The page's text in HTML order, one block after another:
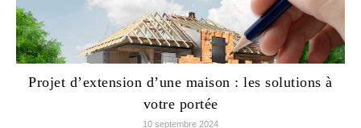
Projet d’extension d’une maison : les solutions à
votre portée
10 septembre 2024